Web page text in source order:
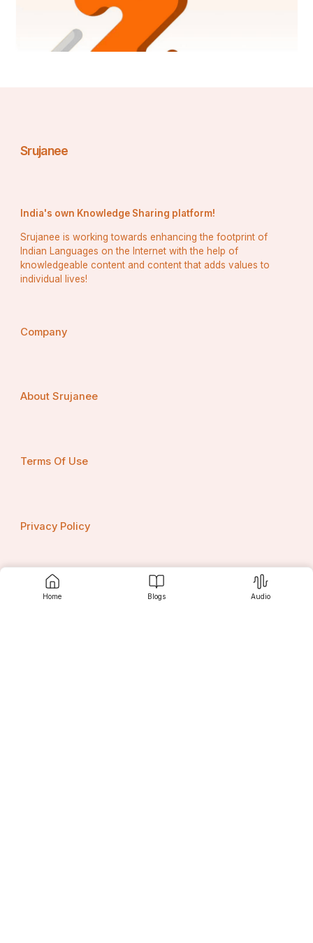
Home Blogs Audio
ଧନ ଧାନ୍ୟେ ଭରିଦିଅ ଘର ||
Srujanee
India's own Knowledge Sharing platform!
Srujanee is working towards enhancing the footprint of
Indian Languages on the Internet with the help of
knowledgeable content and content that adds values to
individual lives!
Company
About Srujanee
Terms Of Use
Privacy Policy
Contact us